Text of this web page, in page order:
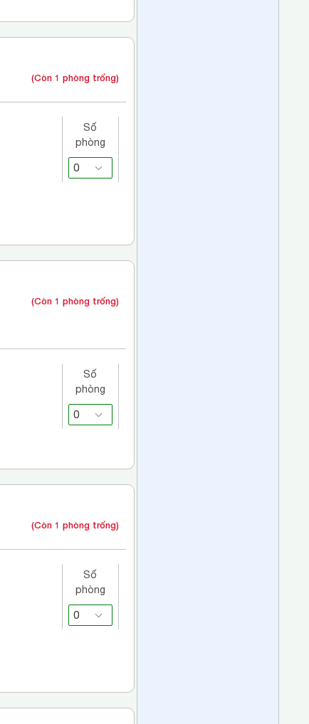
(Còn 1 phòng trống)
Số
phòng
(Còn 1 phòng trống)
Số
phòng
(Còn 1 phòng trống)
Số
phòng